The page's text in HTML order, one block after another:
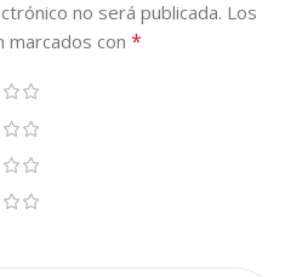
no será publicada. Los
marcados con *